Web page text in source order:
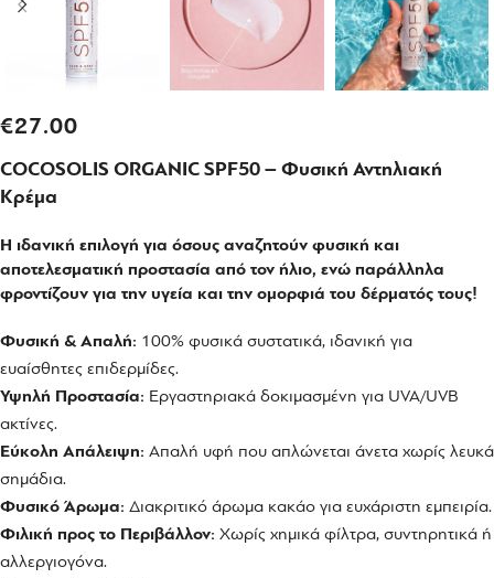
€27.00
COCOSOLIS ORGANIC SPF50 – Φυσική Αντηλιακή
Κρέμα
Η ιδανική επιλογή για όσους αναζητούν φυσική και
αποτελεσματική προστασία από τον ήλιο, ενώ παράλληλα
φροντίζουν για την υγεία και την ομορφιά του δέρματός τους!
Φυσική & Απαλή: 100% φυσικά συστατικά, ιδανική για
ευαίσθητες επιδερμίδες.
Υψηλή Προστασία: Εργαστηριακά δοκιμασμένη για UVA/UVB
ακτίνες.
Εύκολη Απάλειψη: Απαλή υφή που απλώνεται άνετα χωρίς λευκά
σημάδια.
Φυσικό Άρωμα: Διακριτικό άρωμα κακάο για ευχάριστη εμπειρία.
Φιλική προς το Περιβάλλον: Χωρίς χημικά φίλτρα, συντηρητικά ή
αλλεργιογόνα.